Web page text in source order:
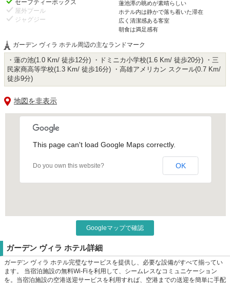
セーフティーボックス
屋外プール
ジャグジー
蓮池潭の眺めが素晴らしい
ホテル内は静かで落ち着いた滞在
広く清潔感ある客室
朝食は満足感有
ガーデン ヴィラ ホテル周辺の主なランドマーク
・蓮の池(1.0 Km/ 徒歩12分) ・ドミニカ小学校(1.6 Km/ 徒歩20分) ・三
民家商高等学校(1.3 Km/ 徒歩16分) ・高雄アメリカン スクール(0.7 Km/
徒歩9分)
地図を非表示
This page can't load Google Maps correctly.
Do you own this website? OK
Googleマップで確認
ガーデン ヴィラ ホテル詳細
ガーデン ヴィラ ホテル完璧なサービスを提供し、必要な設備がすべて揃ってい
ます。 当宿泊施設の無料Wi-Fiを利用して、シームレスなコミュニケーション
を。当宿泊施設の空港送迎サービスを利用すれば、空港までの送迎を簡単に手配